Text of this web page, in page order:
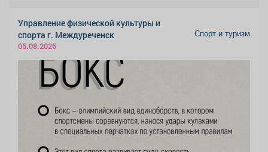
Управление физической культуры и
спорта г. Междуреченск
05.08.2026
Спорт и туризм